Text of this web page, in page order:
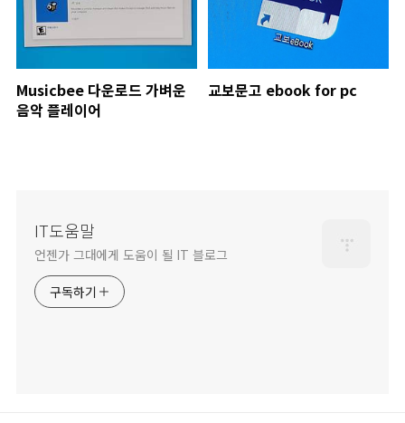
Musicbee 다운로드 가벼운
음악 플레이어
교보문고 ebook for pc
IT도움말
언젠가 그대에게 도움이 될 IT 블로그
구독하기